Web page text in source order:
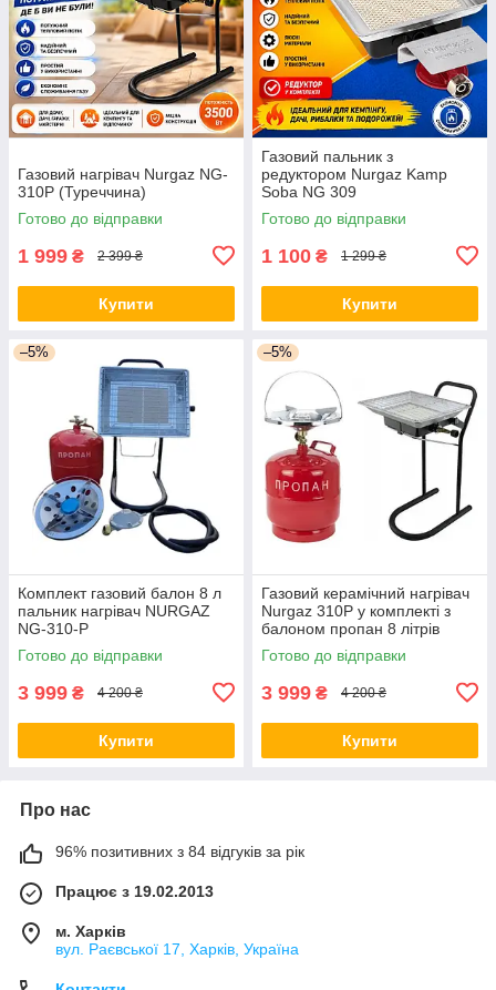
Газовий нагрівач Nurgaz NG-
310P (Туреччина)
Готово до відправки
1 999 ₴ 2 399 ₴
Купити
Газовий пальник з
редуктором Nurgaz Kamp
Soba NG 309
Готово до відправки
1 100 ₴ 1 299 ₴
Купити
–5%
Комплект газовий балон 8 л
пальник нагрівач NURGAZ
NG-310-P
Готово до відправки
3 999 ₴ 4 200 ₴
Купити
–5%
Газовий керамічний нагрівач
Nurgaz 310P у комплекті з
балоном пропан 8 літрів
Готово до відправки
3 999 ₴ 4 200 ₴
Купити
Про нас
96% позитивних з 84 відгуків за рік
Працює з 19.02.2013
м. Харків
вул. Раєвської 17, Харків, Україна